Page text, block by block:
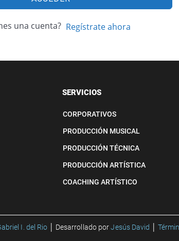
una cuenta? Regístrate ahora
SERVICIOS
CORPORATIVOS
PRODUCCIÓN MUSICAL
PRODUCCIÓN TÉCNICA
PRODUCCIÓN ARTÍSTICA
COACHING ARTÍSTICO
I. del Rio Desarrollado porJesús David